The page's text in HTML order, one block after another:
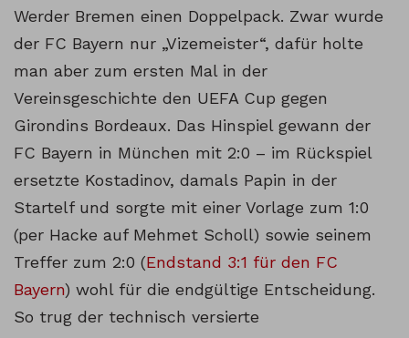
Werder Bremen einen Doppelpack. Zwar wurde
der FC Bayern nur „Vizemeister“, dafür holte
man aber zum ersten Mal in der
Vereinsgeschichte den UEFA Cup gegen
Girondins Bordeaux. Das Hinspiel gewann der
FC Bayern in München mit 2:0 – im Rückspiel
ersetzte Kostadinov, damals Papin in der
Startelf und sorgte mit einer Vorlage zum 1:0
(per Hacke auf Mehmet Scholl) sowie seinem
Treffer zum 2:0 (Endstand 3:1 für den FC
Bayern) wohl für die endgültige Entscheidung.
So trug der technisch versierte